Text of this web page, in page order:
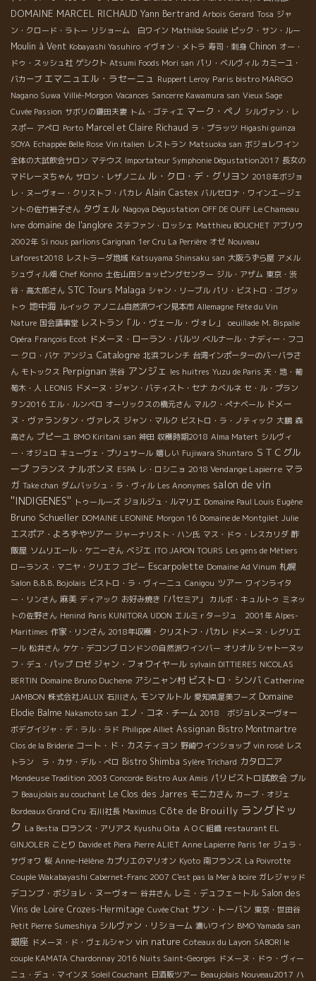
DOMAINE MARCEL RICHAUD Yann Bertrand Arbois Gerard Tosa ジャ
ン・クロード・ラトー リショーム 白ワイン Mathilde Soulié ピック・サン・ルー
Moulin à Vent Kobayashi Yasuhiro イヴォン・メトラ 寿司・刺身 Chinon オー・
ドゥ・スッシュ社 ゲシクト Atsumi Foods Mori san パリ・ベルヴィル カミーユ・
バカーブ エマニュエル・ラセーニュ Ruppert Leroy Paris bistro MARGO
Nagano Suwa Villié-Morgon Vacances Sancerre Kawamura san Vieux Sage
Cuvée Passion サボリの鎌田夫妻 トム・ゴティエ マーク・ペノ シルヴァン・レ
スポー アぺロ Porto Marcel et Claire Richaud ラ・プラッツ Higashi guinza
SOYA Echappée Belle Rose Vin italien レストラン Matsuoka san ボジョレワイン
全体の大試飲会サロン マテウス Importateur Symphonie Dégustation2017 長女の
マドレーヌちゃん サロン・レザノニム ル・クロ・デ・グリヨン 2018年ボジョ
レ・ヌーヴォー・クリストフ・パカレ Alain Castex バルセロナ・ワインエージェ
ントの佐竹裕子さん タヴェル Nagoya Dégustation OFF DE OUFF Le Chameau
Ivre domaine de l'anglore ステファン・ロッシェ Matthieu BOUCHET アブリウ
2002年 Si nous parlions Carignan 1er Cru La Perrière オゼ Nouveau
Laforest2018 レストラーダ地域 Katsuyama Shinsaku san 大阪うずら屋 アメル
シュヴィル畑 Chef Konno 土佐山田ショッピングセンター ジル・アザム 東京・渋
谷・高太郎さん STC Tours Malaga シャン・リーブル パリ・ビストロ・ゴグッ
トゥ 地中海 ルイック アノニム自然派ワイン見本市 Allemagne Fête du Vin
Nature 国会議事堂 レストラン「ル・ヴェール・ヴォレ」 oeuillade M. Bispalie
Opéra François Ecot ドメーヌ・ローラン・バルツ ベルナール・ナディー・フコ
ー クロ・バケ アンジュ Catalogne 北浜フレンチ 台湾インポーターのバーバラさ
ん モトックス Perpignan 渋谷 アンジェ les huitres Yuzu de Paris 天・地・葡
萄木・人 LEONIS ドメーヌ・ジャン・バティスト・セナ カベルネ セ・ル・プラン
タン2016 エル・ルンベロ オーリックスの橋元さん マルク・ぺナベール ドメー
ヌ・ヴァランタン・ヴァレス ジャン・マルク ビストロ・ラ・ノティック 大鵬 森
高さん プピーユ BMO Kiritani san 神田 収穫時期2018 Alma Matert シルヴィ
ー・オジュロ キューヴェ・プリュサール 嬉しい Fujiwara Shuntaro ＳＴＣグル
ープ フランス ナルボンヌ ESPA レ・ロシニョ 2018 Vendange Lapierre マラ
ガ Take chan ダムバッシュ・ラ・ヴィル Les Anonymes salon de vin
''INDIGENES'' トゥールーズ ジョルジュ・ルマリエ Domaine Paul Louis Eugène
Bruno Schueller DOMAINE LEONINE Morgon 16 Domaine de Montgilet Julie
エスポア・よろずやツアー ジャーナリスト・ハン氏 マス・ドゥ・レスカリダ 酢
飯屋 ソムリエール・ケニーさん ベジエ ITO JAPON TOURS Les gens de Métiers
ローランス・マニヤ・クリエフ ゴビー Escarpolette Domaine Ad Vinum 札幌
Salon B.B.B. Bojolais ビストロ・ラ・ヴィーニュ Canigou ツアー ワインライタ
ー・リンさん 麻美 ディアック お好み焼き「パセミア」 カルボ・キュルトゥ ミネッ
トの佐野さん Henind Paris KUNITORA UDON エルミｒタージュ 2001年 Alpes-
Maritimes 作家・リンさん 2018年収穫・クリストフ・パカレ ドメーヌ・レグリエ
ール 松井さん ケケ・デコンブ ロンドンの自然派ワインバー オリオル シャトーヌッ
フ・デュ・パップ ロゼ ジャン・フォワイヤール sylvain DITTIERES NICOLAS
BERTIN Domaine Bruno Duchene アシニャン村 ビストロ・シンバ Catherine
JAMBON 株式会社JALUX 石川さん モンマルトル 愛知県渥美フーズ Domaine
Elodie Balme Nakamoto san エノ・コネ・チーム 2018 ボジョレヌーヴォー
ボデグイジャ・デ・ラル・ラド Philippe Alliet Assignan Bistro Montmartre
Clos de la Briderie コート・ド・カスティヨン 野崎ワインショップ vin rosé レス
トラン ラ・カサ・デル・ぺロ Bistro Shimba Sylère Trichard カタロニア
Mondeuse Tradition 2003 Concorde Bistro Aux Amis パリビストロ試飲会 プル
フ Beaujolais au couchant Le Clos des Jarres モニカさん カーブ・オジェ
Bordeaux Grand Cru 石川社長 Maximus Côte de Brouilly ラングドッ
ク La Bestia ロランス・アリアス Kyushu Oita ＡＯＣ組織 restaurant EL
GINJOLER ことり Davide et Piera Pierre ALIET Anne Lapierre Paris 1er ジュラ・
サヴォワ 桜 Anne-Hélène カプリエのマリオン Kyoto 南フランス La Poivrotte
Couple Wakabayashi Cabernet-Franc 2007 C'est pas la Mer à boire ガレジャッド
デコンブ・ボジョレ・ヌーヴォー 谷井さん レミ・デュフェートル Salon des
Vins de Loire Crozes-Hermitage Cuvée Chat サン・トーバン 東京・世田谷
Petit Pierre Sumeshiya シルヴァン・リショーム 濃いワイン BMO Yamada san
銀座 ドメーヌ・ド・ヴェルシャン vin nature Coteaux du Layon SABORI le
couple KAMATA Chardonnay 2016 Nuits Saint-Georges ドメーヌ・ドゥ・ヴィー
ニュ・デュ・マインヌ Soleil Couchant 日酒販ツアー Beaujolais Nouveau2017 ハ